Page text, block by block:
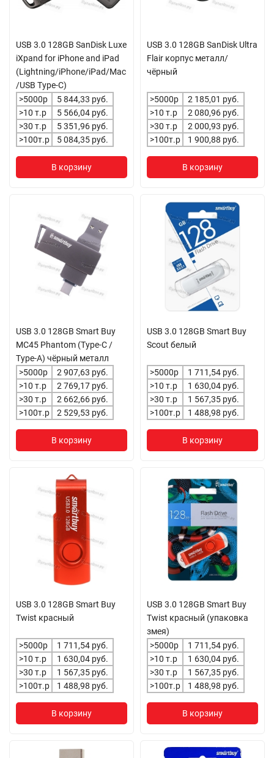
USB 3.0 128GB SanDisk Luxe
iXpand for iPhone and iPad
(Lightning/iPhone/iPad/Mac
/USB Type-C)
>5000р
5 844,33 руб.
>10 т.р
5 566,04 руб.
>30 т.р
5 351,96 руб.
>100т.р
5 084,35 руб.
В корзину
USB 3.0 128GB SanDisk Ultra
Flair корпус металл/
чёрный
>5000р
2 185,01 руб.
>10 т.р
2 080,96 руб.
>30 т.р
2 000,93 руб.
>100т.р
1 900,88 руб.
В корзину
USB 3.0 128GB Smart Buy
MC45 Phantom (Type-C /
Type-A) чёрный металл
>5000р
2 907,63 руб.
>10 т.р
2 769,17 руб.
>30 т.р
2 662,66 руб.
>100т.р
2 529,53 руб.
В корзину
USB 3.0 128GB Smart Buy
Scout белый
>5000р
1 711,54 руб.
>10 т.р
1 630,04 руб.
>30 т.р
1 567,35 руб.
>100т.р
1 488,98 руб.
В корзину
USB 3.0 128GB Smart Buy
Twist красный
>5000р
1 711,54 руб.
>10 т.р
1 630,04 руб.
>30 т.р
1 567,35 руб.
>100т.р
1 488,98 руб.
В корзину
USB 3.0 128GB Smart Buy
Twist красный (упаковка
змея)
>5000р
1 711,54 руб.
>10 т.р
1 630,04 руб.
>30 т.р
1 567,35 руб.
>100т.р
1 488,98 руб.
В корзину